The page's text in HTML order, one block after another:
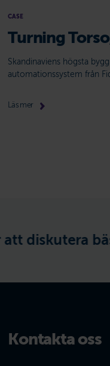
CASE
Turning
Skandinaviens högsta
automationssystem från
Läs mer
bästa
Kontakta oss